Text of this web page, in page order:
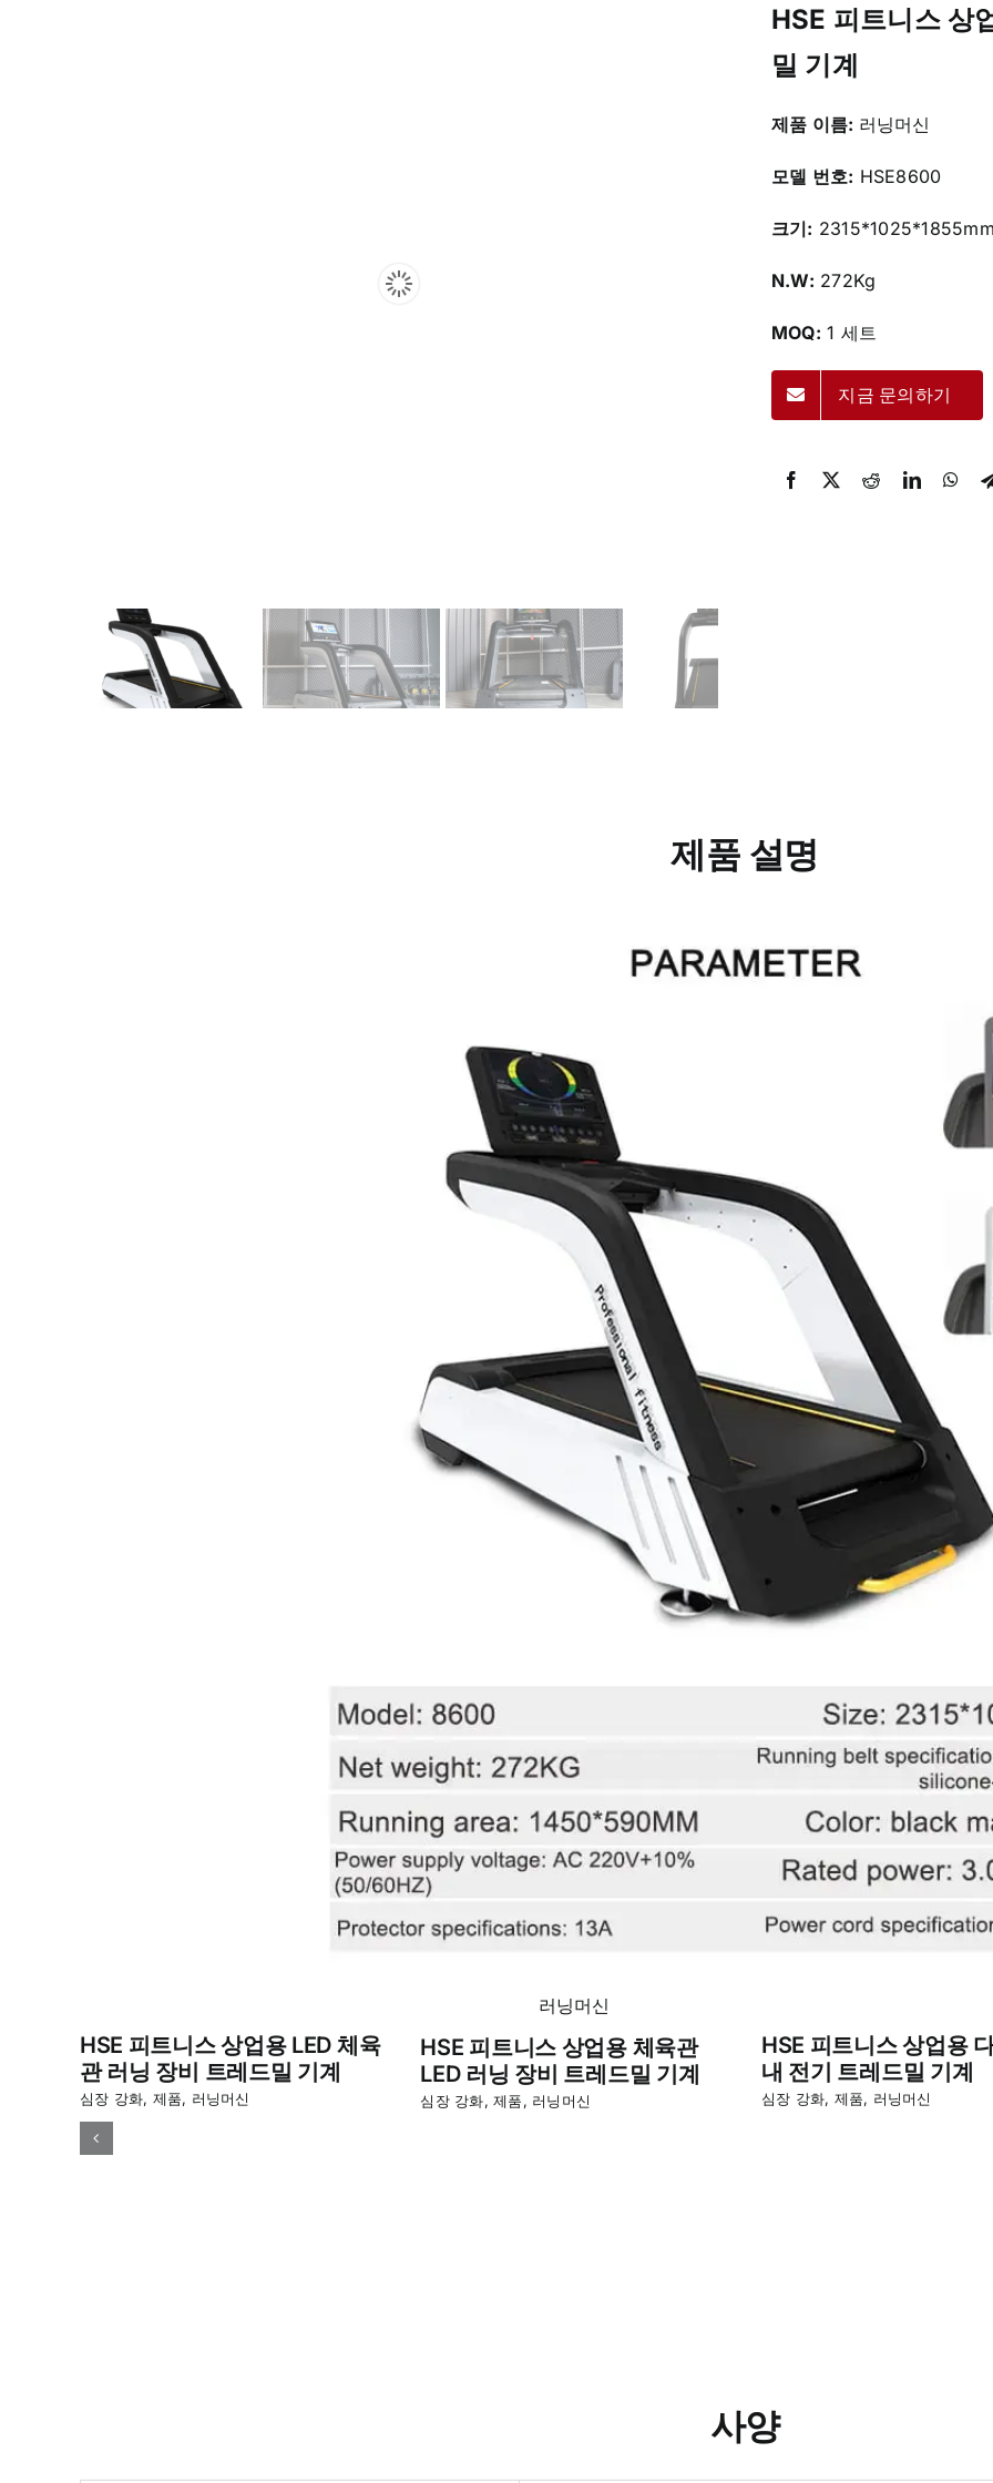
HSE 피트니스 상
밀 기계
제품 이름: 러닝머신
모델 번호: HSE8600
크기:
N.W: 272Kg
MOQ: 1 세트
지금 문의하기
제품 설명
HSE 피트니스 상업용 LED 체육
관 러닝 장비 트레드밀 기계
심장 강화, 제품, 러닝머신
HSE 피트니스 상업용 체육관
LED 러닝 장비 트레드밀 기계
심장 강화,제품, 러닝머신
HSE 피트니스 상업용
내 전기 트레드밀 기계
심장 강화, 제품, 러닝머신
사양